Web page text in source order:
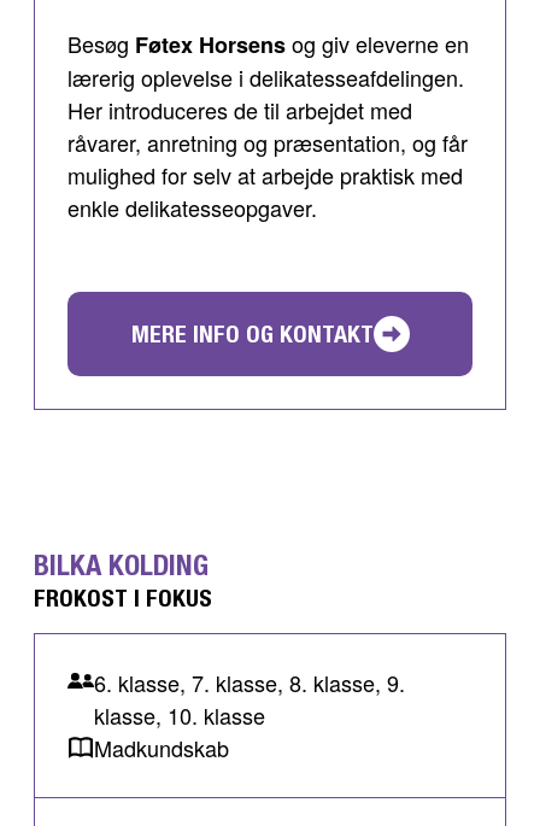
Besøg Føtex Horsensog giv eleverne en
lærerig oplevelse i delikatesseafdelingen.
Her introduceres de til arbejdet med
råvarer, anretning og præsentation, og får
mulighed for selv at arbejde praktisk med
enkle delikatesseopgaver.
MERE INFO OG KONTAKT
BILKA KOLDING
FROKOST I FOKUS
6. klasse, 7. klasse, 8. klasse, 9.
klasse, 10. klasse
Madkundskab